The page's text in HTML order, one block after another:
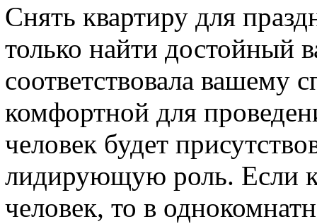
Снять квартиру для
только найти достойный
соответствовала вашему
комфортной для
человек будет
лидирующую роль. Если
человек, то в